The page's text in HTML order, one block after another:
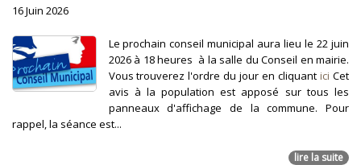
16 Juin 2026
Le prochain conseil municipal aura lieu le 22 juin
2026 à 18 heures à la salle du Conseil en mairie.
Vous trouverez l'ordre du jour en cliquant ici Cet
avis à la population est apposé sur tous les
panneaux d'affichage de la commune. Pour
rappel, la séance est...
lire la suite